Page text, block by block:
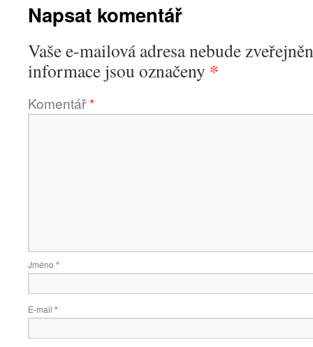
Napsat komentář
Vaše e-mailová adresa nebude
informace jsou označeny *
Komentář*
Jméno *
E-mail *